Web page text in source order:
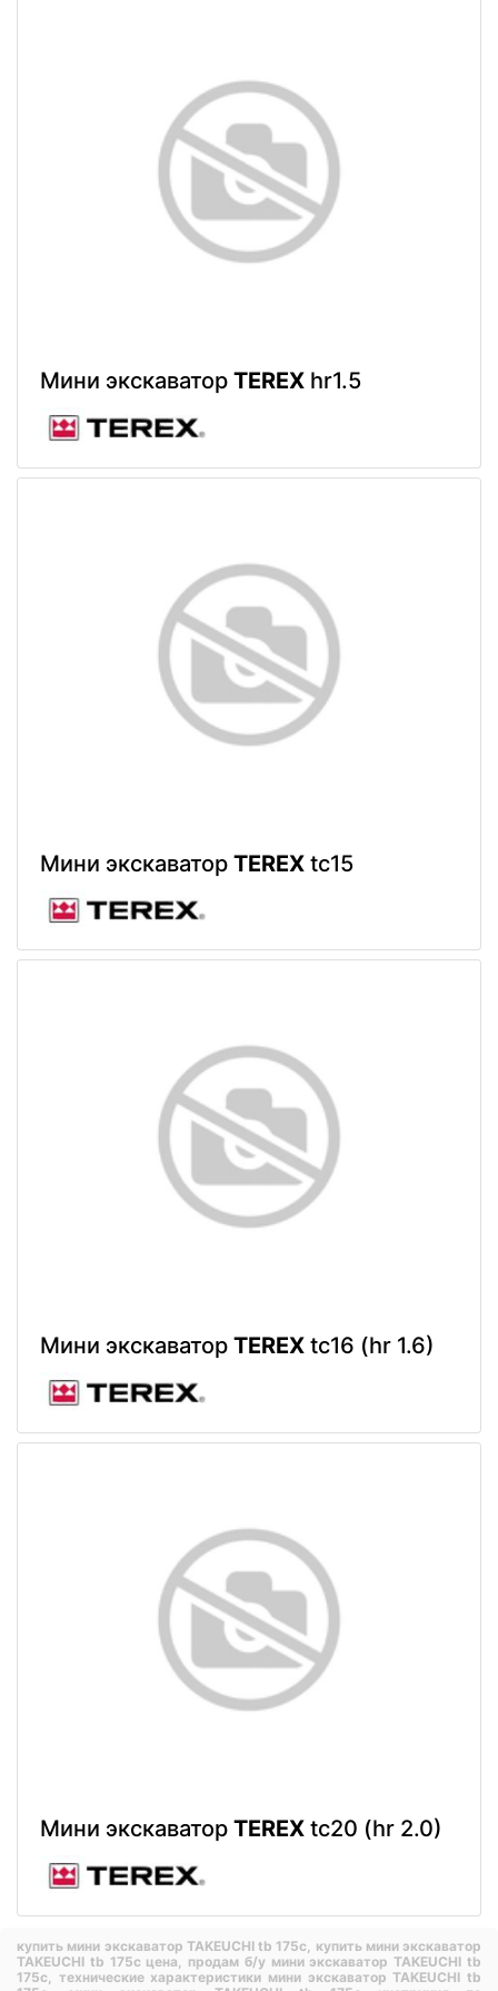
Мини экскаватор TEREX hr1.5
Мини экскаватор TEREX tc15
Мини экскаватор TEREX tc16 (hr 1.6)
Мини экскаватор TEREX tc20 (hr 2.0)
купить мини экскаватор TAKEUCHI tb 175c, купить мини экскаватор
TAKEUCHI tb 175c цена, продам б/у мини экскаватор TAKEUCHI tb
175c, технические характеристики мини экскаватор TAKEUCHI tb